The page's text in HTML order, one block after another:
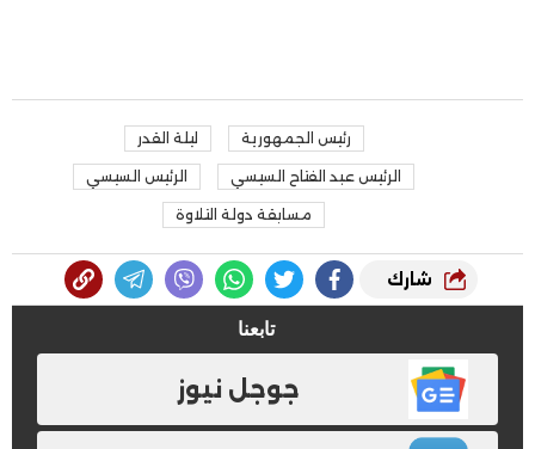
رئيس الجمهورية ليلة القدر
الرئيس عبد الفتاح السيسي الرئيس السيسي
مسابقة دولة التلاوة
شارك
تابعنا
جوجل نيوز